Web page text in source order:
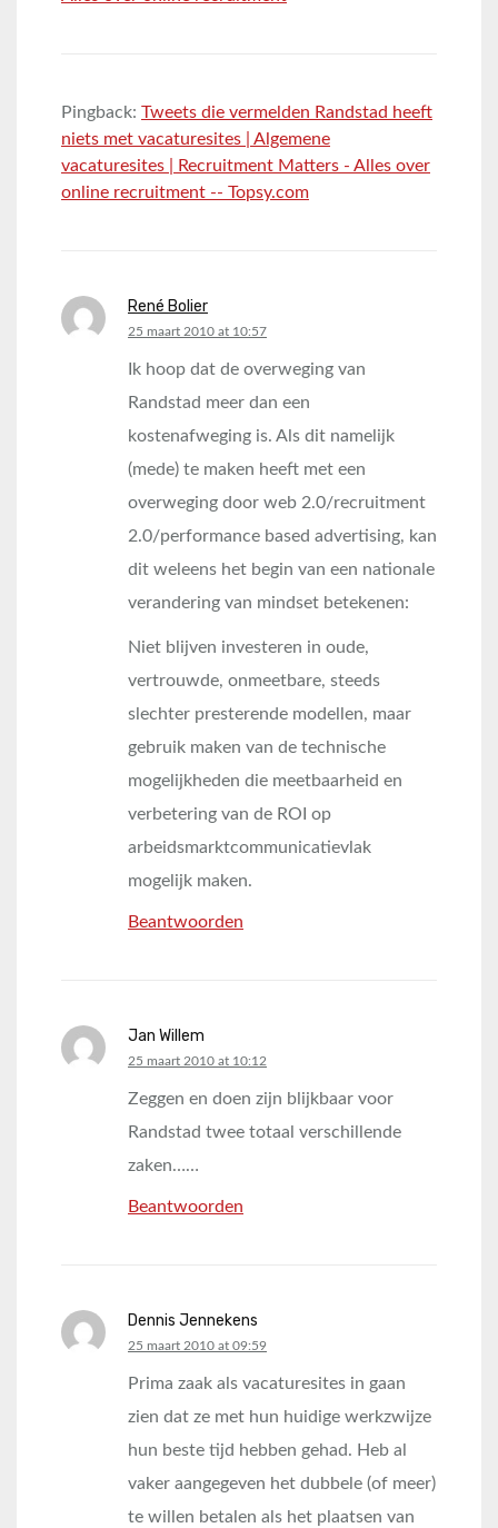
Pingback: Tweets die vermelden Randstad heeft
niets met vacaturesites | Algemene
vacaturesites | Recruitment Matters - Alles over
online recruitment -- Topsy.com
René Bolier
says:
25 maart 2010 at 10:57
Ik hoop dat de overweging van
Randstad meer dan een
kostenafweging is. Als dit namelijk
(mede) te maken heeft met een
overweging door web 2.0/recruitment
2.0/performance based advertising, kan
dit weleens het begin van een nationale
verandering van mindset betekenen:
Niet blijven investeren in oude,
vertrouwde, onmeetbare, steeds
slechter presterende modellen, maar
gebruik maken van de technische
mogelijkheden die meetbaarheid en
verbetering van de ROI op
arbeidsmarktcommunicatievlak
mogelijk maken.
Beantwoorden
Jan Willem
says:
25 maart 2010 at 10:12
Zeggen en doen zijn blijkbaar voor
Randstad twee totaal verschillende
zaken……
Beantwoorden
Dennis Jennekens
says:
25 maart 2010 at 09:59
Prima zaak als vacaturesites in gaan
zien dat ze met hun huidige werkzwijze
hun beste tijd hebben gehad. Heb al
vaker aangegeven het dubbele (of meer)
te willen betalen als het plaatsen van